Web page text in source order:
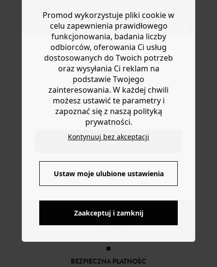
Do you want to be redirected to
www.promod.com ?
YES
NO
lub wymianę.
Wykonana z ekologicznej bawełny, uprawianej bez
pestycydów, nawozów chemicznych i GMO w celu
zachowania bioróżnorodności.
DOSTAWA DO PACZKOMATÓW
4 do 6 dni roboczych
DARMOWE ZWROTY
do 30 dni
BEZPIECZNA PŁATNOŚC
Promod wykorzystuje pliki cookie w
celu zapewnienia prawidłowego
funkcjonowania, badania liczby
odbiorców, oferowania Ci usług
dostosowanych do Twoich potrzeb
oraz wysyłania Ci reklam na
podstawie Twojego
zainteresowania. W każdej chwili
możesz ustawić te parametry i
zapoznać się z naszą polityką
prywatności.
Kontynuuj bez akceptacji
Ustaw moje ulubione ustawienia
Zaakceptuj i zamknij